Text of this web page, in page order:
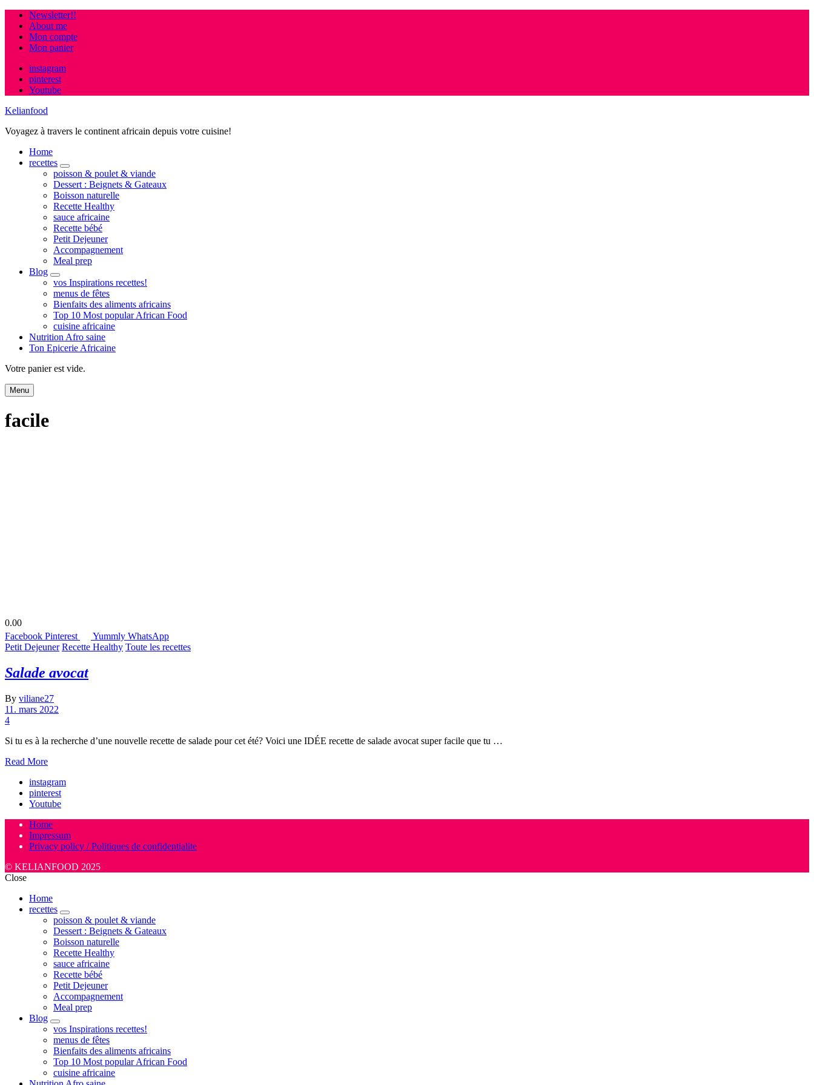
Newsletter!!
About me
Mon compte
Mon panier
instagram
pinterest
Youtube
Kelianfood
Voyagez à travers le continent africain depuis votre cuisine!
Home
recettes
expand
child
menu
poisson & poulet & viande
Dessert : Beignets & Gateaux
Boisson naturelle
Recette Healthy
sauce africaine
Recette bébé
Petit Dejeuner
Accompagnement
Meal prep
Blog
expand
child
menu
vos Inspirations recettes!
menus de fêtes
Bienfaits des aliments africains
Top 10 Most popular African Food
cuisine africaine
Nutrition Afro saine
Ton Epicerie Africaine
Search
Votre panier est vide.
Menu
facile
0.00
Facebook Pinterest Yummly WhatsApp
Petit Dejeuner Recette Healthy Toute les recettes
Salade avocat
By viliane27
11. mars 2022
4
Si tu es à la recherche d’une nouvelle recette de salade pour cet été? Voici une IDÉE recette de salade avocat super facile que tu …
Read More
instagram
pinterest
Youtube
Home
Impressum
Privacy policy / Politiques de confidentialite
© KELIANFOOD 2025
Close
Home
recettes
expand
child
menu
poisson & poulet & viande
Dessert : Beignets & Gateaux
Boisson naturelle
Recette Healthy
sauce africaine
Recette bébé
Petit Dejeuner
Accompagnement
Meal prep
Blog
expand
child
menu
vos Inspirations recettes!
menus de fêtes
Bienfaits des aliments africains
Top 10 Most popular African Food
cuisine africaine